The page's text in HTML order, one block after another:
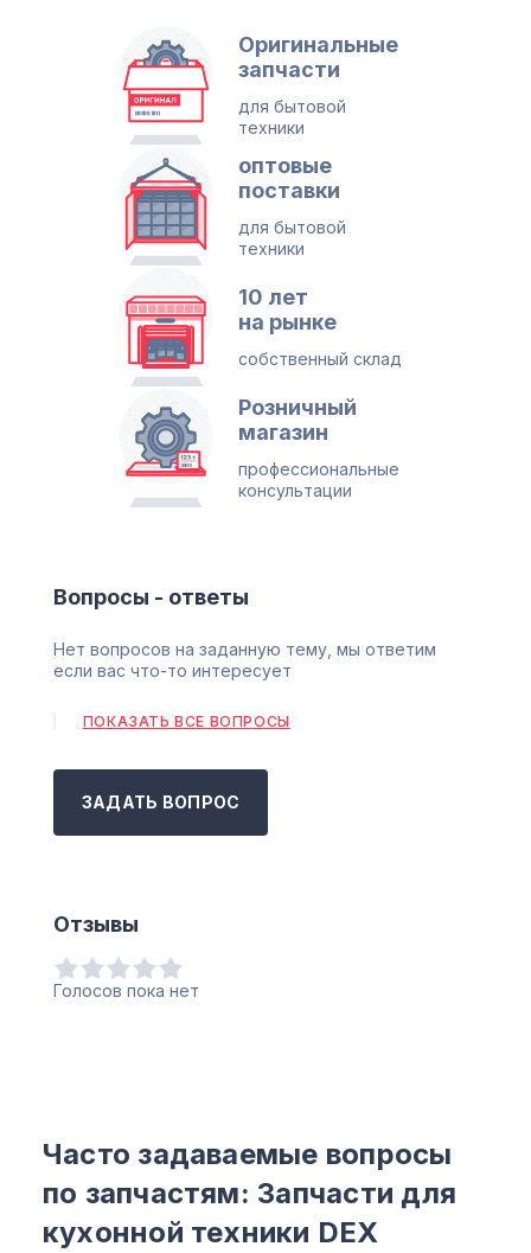
Оригинальные
запчасти
для бытовой
техники
оптовые
поставки
для бытовой
техники
10 лет
на рынке
собственный склад
Розничный
магазин
профессиональные
консультации
Вопросы - ответы
Нет вопросов на заданную тему, мы ответим
если вас что-то интересует
ПОКАЗАТЬ ВСЕ ВОПРОСЫ
ЗАДАТЬ ВОПРОС
Отзывы
Голосов пока нет
Часто задаваемые вопросы
по запчастям: Запчасти для
кухонной техники DEX